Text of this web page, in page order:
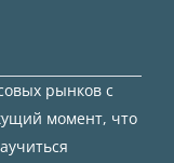
рынков с
момент, что